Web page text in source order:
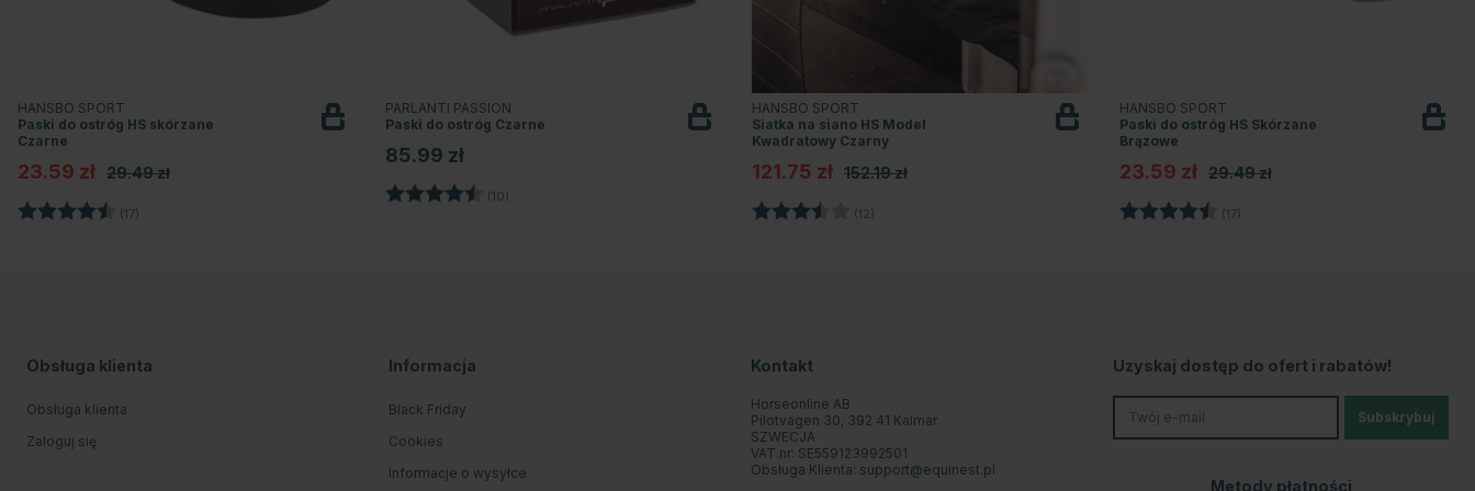
HANSBO SPORT
Paski do ostróg HS skórzane
Czarne
23.59 zł 29.49 zł
Ocena: (17)
PARLANTI PASSION
Paski do ostróg Czarne
85.99 zł
Ocena: (10)
HANSBO SPORT
Siatka na siano HS Model
Kwadratowy Czarny
121.75 zł 152.19 zł
Ocena: (12)
HANSBO SPORT
Paski do ostróg HS Skórzane
Brązowe
23.59 zł 29.49 zł
Ocena: (17)
Obsługa klienta
Obsługa klienta
Zaloguj się
Informacja
Black Friday
Cookies
Informacje o wysyłce
Kontakt
Horseonline AB
Pilotvägen 30, 392 41 Kalmar
SZWECJA
VAT.nr: SE559123992501
Obsługa Klienta: support@equinest.pl
Uzyskaj dostęp do ofert i rabatów!
Subskrybuj
Metody płatności